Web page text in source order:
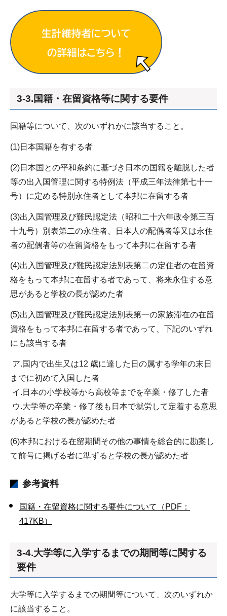
3-3.国籍・在留資格等に関する要件
国籍等について、次のいずれかに該当すること。
(1)日本国籍を有する者
(2)日本国との平和条約に基づき日本の国籍を離脱した者
等の出入国管理に関する特例法（平成三年法律第七十一
号）に定める特別永住者として本邦に在留する者
(3)出入国管理及び難民認定法（昭和二十六年政令第三百
十九号）別表第二の永住者、日本人の配偶者等又は永住
者の配偶者等の在留資格をもって本邦に在留する者
(4)出入国管理及び難民認定法別表第二の定住者の在留資
格をもって本邦に在留する者であって、将来永住する意
思があると学校の長が認めた者
(5)出入国管理及び難民認定法別表第一の家族滞在の在留
資格をもって本邦に在留する者であって、下記のいずれ
にも該当する者
ア.国内で出生又は12 歳に達した日の属する学年の末日
までに初めて入国した者
イ.日本の小学校等から高校等までを卒業・修了した者
ウ.大学等の卒業・修了後も日本で就労して定着する意思
があると学校の長が認めた者
(6)本邦における在留期間その他の事情を総合的に勘案し
て前号に掲げる者に準ずると学校の長が認めた者
参考資料
国籍・在留資格に関する要件について（PDF：
417KB）
3-4.大学等に入学するまでの期間等に関する
要件
大学等に入学するまでの期間等について、次のいずれか
に該当すること。